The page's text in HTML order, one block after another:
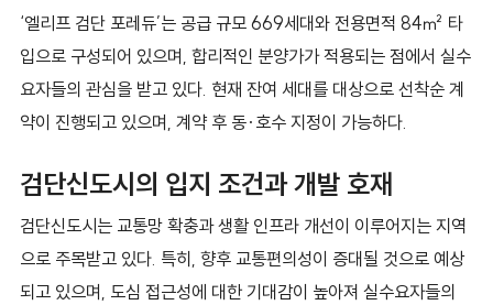
‘엘리프 검단 포레듀’는 공급 규모 669세대와 전용면적 84㎡ 타
입으로 구성되어 있으며, 합리적인 분양가가 적용되는 점에서 실수
요자들의 관심을 받고 있다. 현재 잔여 세대를 대상으로 선착순 계
약이 진행되고 있으며, 계약 후 동·호수 지정이 가능하다.
검단신도시의 입지 조건과 개발 호재
검단신도시는 교통망 확충과 생활 인프라 개선이 이루어지는 지역
으로 주목받고 있다. 특히, 향후 교통편의성이 증대될 것으로 예상
되고 있으며, 도심 접근성에 대한 기대감이 높아져 실수요자들의